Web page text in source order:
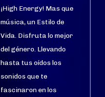
¡High Energy! Mas que
música, un Estilo de
Vida. Disfruta lo mejor
del género. Llevando
hasta tus oídos los
sonidos que te
fascinaron en los